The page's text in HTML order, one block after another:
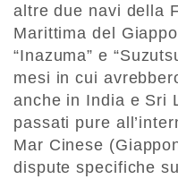
altre due navi della
Marittima del
“Inazuma” e
mesi in cui
anche in India e Sri
passati pure
Mar Cinese
dispute specifiche